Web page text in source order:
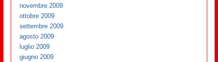
novembre 2009
ottobre 2009
settembre 2009
agosto 2009
luglio 2009
giugno 2009